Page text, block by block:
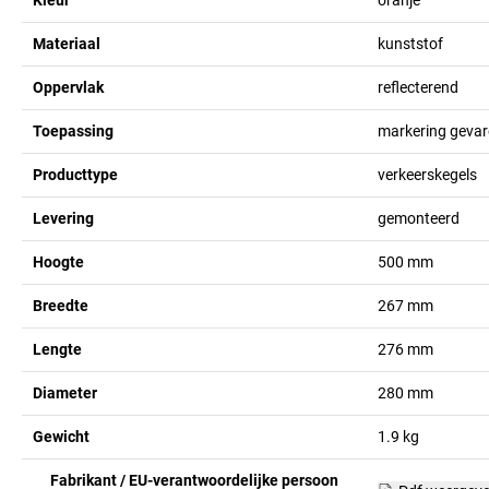
Materiaal kunststof
Oppervlak reflecterend
Toepassing markering
Producttype verkeerskegels
Levering gemonteerd
Hoogte 500 mm
Breedte 267 mm
Lengte 276 mm
Diameter 280 mm
Gewicht 1.9 kg
Fabrikant / EU-verantwoordelijke persoon